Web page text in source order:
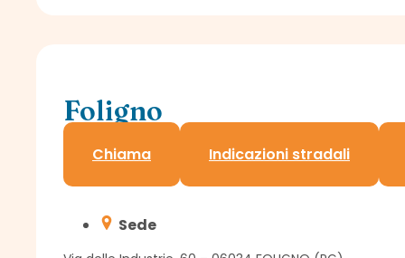
Foligno
Sportello Assindatcolf c/o Confagricoltura
Chiama Indicazioni stradali
Sede